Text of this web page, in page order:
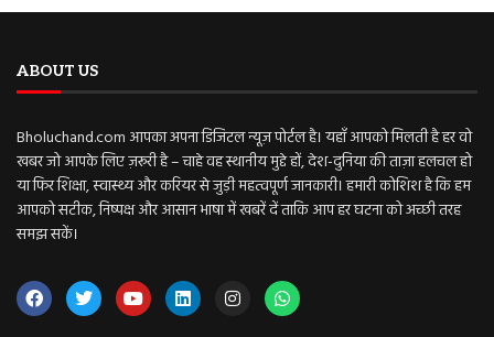
ABOUT US
Bholuchand.com आपका अपना डिजिटल न्यूज़ पोर्टल है। यहाँ आपको मिलती है हर वो
खबर जो आपके लिए ज़रूरी है – चाहे वह स्थानीय मुद्दे हों, देश-दुनिया की ताज़ा हलचल हो
या फिर शिक्षा, स्वास्थ्य और करियर से जुड़ी महत्वपूर्ण जानकारी। हमारी कोशिश है कि हम
आपको सटीक, निष्पक्ष और आसान भाषा में खबरें दें ताकि आप हर घटना को अच्छी तरह
समझ सकें।